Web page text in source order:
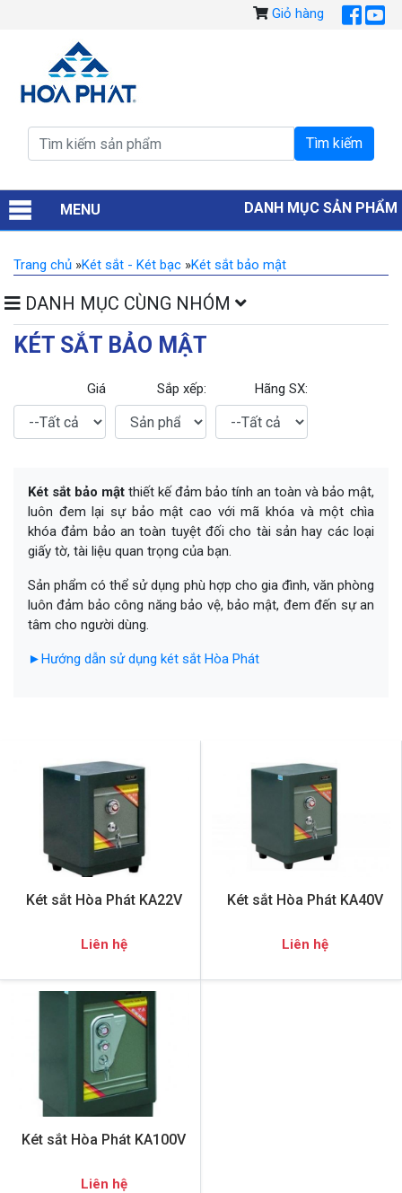
Giỏ hàng
MENU DANH MỤC SẢN PHẨM
Trang chủ »Két sắt - Két bạc »Két sắt bảo mật
DANH MỤC CÙNG NHÓM
KÉT SẮT BẢO MẬT
Giá Sắp xếp: Hãng SX:
Két sắt bảo mật thiết kế đảm bảo tính an toàn và bảo mật,
luôn đem lại sự bảo mật cao với mã khóa và một chìa
khóa đảm bảo an toàn tuyệt đối cho tài sản hay các loại
giấy tờ, tài liệu quan trọng của bạn.
Sản phẩm có thể sử dụng phù hợp cho gia đình, văn phòng
luôn đảm bảo công năng bảo vệ, bảo mật, đem đến sự an
tâm cho người dùng.
►Hướng dẫn sử dụng két sắt Hòa Phát
Két sắt Hòa Phát KA22V
Liên hệ
Két sắt Hòa Phát KA40V
Liên hệ
Két sắt Hòa Phát KA100V
Liên hệ